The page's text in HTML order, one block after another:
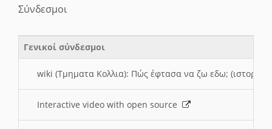
Σύνδεσμοι
Γενικοί σύνδεσμοι
wiki (Τμηματα Κολλια): Πώς έφτασα να ζω εδω; (ιστορια)
Interactive video with open source